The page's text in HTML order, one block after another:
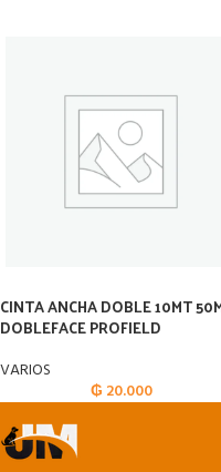
CINTA ANCHA DOBLE 10MT
DOBLEFACE PROFIELD
VARIOS
₲ 20.000